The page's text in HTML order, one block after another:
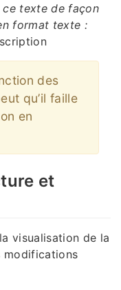
texte de façon
format texte :
des
qu’il faille
en
et
visualisation de la
modifications